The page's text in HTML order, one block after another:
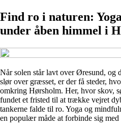
Find ro i naturen:
under åben himmel i
Når solen står lavt over Øresund, og
slør over græsset, er der få steder,
omkring Hørsholm. Her, hvor skov,
fundet et fristed til at trække vejret
tankerne falde til ro. Yoga og
en populær måde at forbinde sig